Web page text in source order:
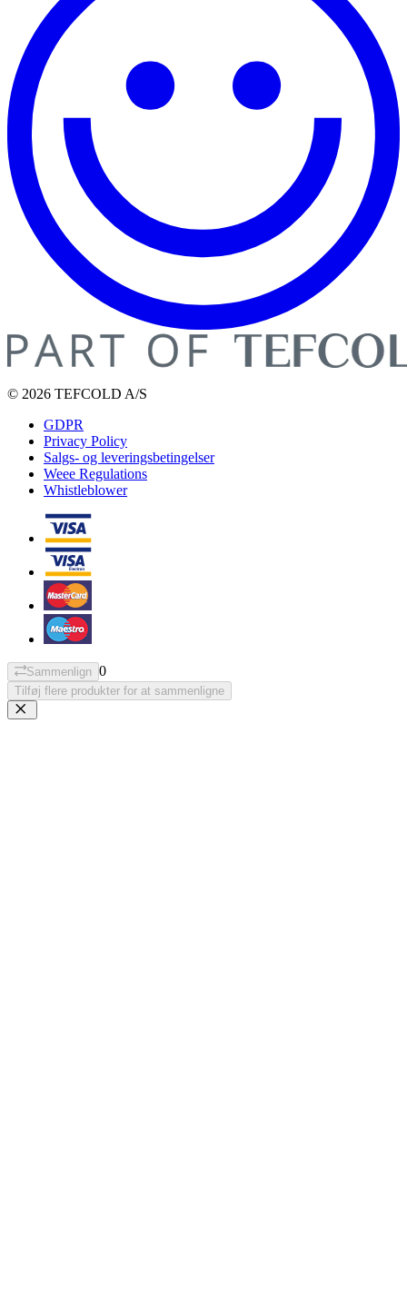
© 2026 TEFCOLD A/S
GDPR
Privacy Policy
Salgs- og leveringsbetingelser
Weee Regulations
Whistleblower
Sammenlign 0
Tilføj flere produkter for at sammenligne